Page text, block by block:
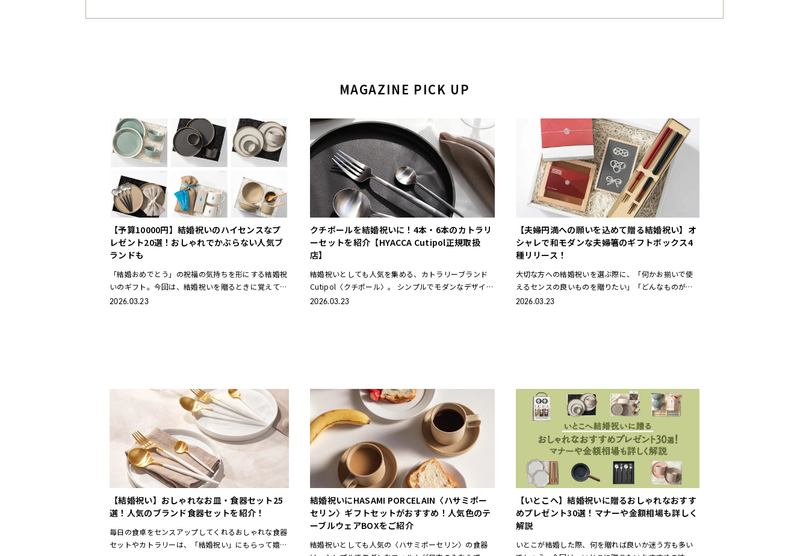
MAGAZINE PICK UP
【予算10000円】結婚祝いのハイセンスなプ
レゼント20選！おしゃれでかぶらない人気ブ
ランドも
「結婚おめでとう」の祝福の気持ちを形にする結婚祝
いのギフト。今回は、結婚祝いを贈るときに覚えてお
きたいマナーと、おしゃれ・ハイセンスと思われる、
2026.03.23
クチポールを結婚祝いに！4本・6本のカトラリ
ーセットを紹介【HYACCA Cutipol正規取扱
店】
結婚祝いとしても人気を集める、カトラリーブランド
Cutipol〈クチポール〉。 シンプルでモダンなデザイン
が魅力のカトラリーは、いつもの食卓や料理を引き立
2026.03.23
【夫婦円満への願いを込めて贈る結婚祝い】オ
シャレで和モダンな夫婦箸のギフトボックス4
種リリース！
大切な方への結婚祝いを選ぶ際に、「何かお揃いで使
えるセンスの良いものを贈りたい」「どんなものが喜
ばれるんだろう…」と 悩んだことはありませんか？ こ
2026.03.23
【結婚祝い】おしゃれなお皿・食器セット25
選！人気のブランド食器セットを紹介！
毎日の食卓をセンスアップしてくれるおしゃれな食器
セットやカトラリーは、「結婚祝い」にもらって嬉し
結婚祝いにHASAMI PORCELAIN〈ハサミポー
セリン〉ギフトセットがおすすめ！人気色のテ
ーブルウェアBOXをご紹介
結婚祝いとしても人気の〈ハサミポーセリン〉の食器
【いとこへ】結婚祝いに贈るおしゃれなおすす
めプレゼント30選！マナーや金額相場も詳しく
解説
いとこが結婚した際、何を贈れば良いか迷う方も多い